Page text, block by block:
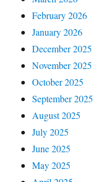
February 2026
January 2026
December 2025
November 2025
October 2025
September 2025
August 2025
July 2025
June 2025
May 2025